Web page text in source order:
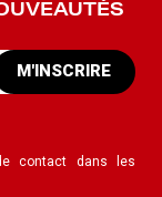
M'INSCRIRE
contact dans les